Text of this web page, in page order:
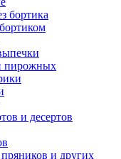
бортика
пирожных
и десертов
и других